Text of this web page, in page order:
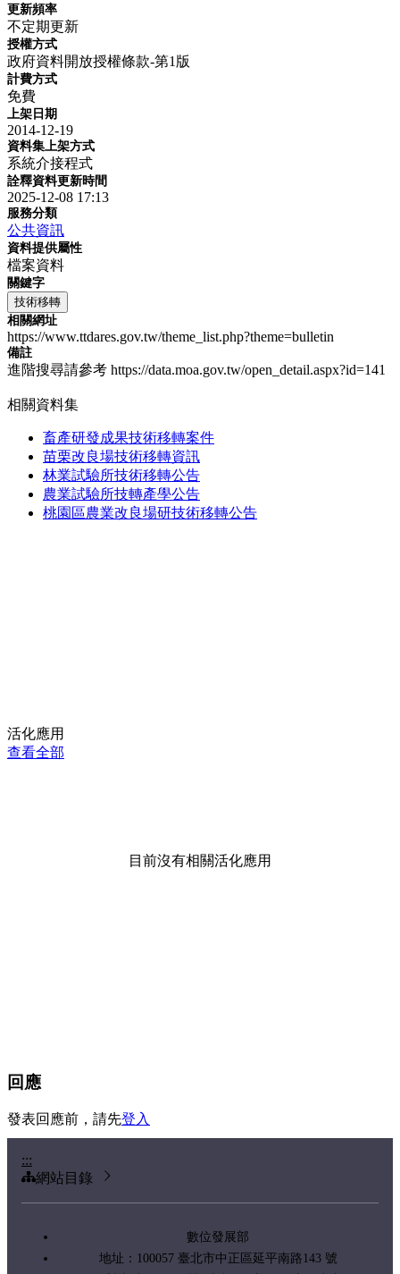
更新頻率
不定期更新
授權方式
政府資料開放授權條款-第1版
計費方式
免費
上架日期
2014-12-19
資料集上架方式
系統介接程式
詮釋資料更新時間
2025-12-08 17:13
服務分類
公共資訊
資料提供屬性
檔案資料
關鍵字
技術移轉
相關網址
https://www.ttdares.gov.tw/theme_list.php?theme=bulletin
備註
進階搜尋請參考 https://data.moa.gov.tw/open_detail.aspx?id=141
相關資料集
畜產研發成果技術移轉案件
苗栗改良場技術移轉資訊
林業試驗所技術移轉公告
農業試驗所技轉產學公告
桃園區農業改良場研技術移轉公告
活化應用
查看全部
目前沒有相關活化應用
回應
發表回應前，請先登入
:::
網站目錄
數位發展部
地址：100057 臺北市中正區延平南路143 號